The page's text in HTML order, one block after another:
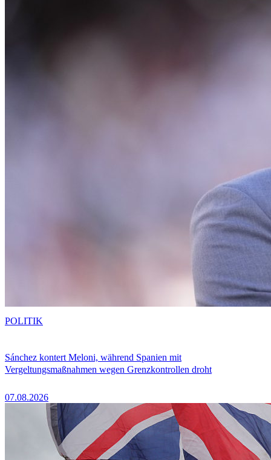
Sánchez kontert Meloni, während Spanien mit
Vergeltungsmaßnahmen wegen Grenzkontrollen droht
07.08.2026
POLITIK